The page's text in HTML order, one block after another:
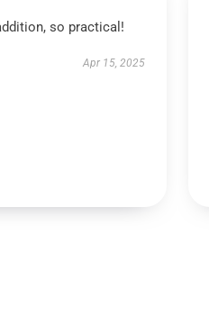
so practical!
Apr 15, 2025